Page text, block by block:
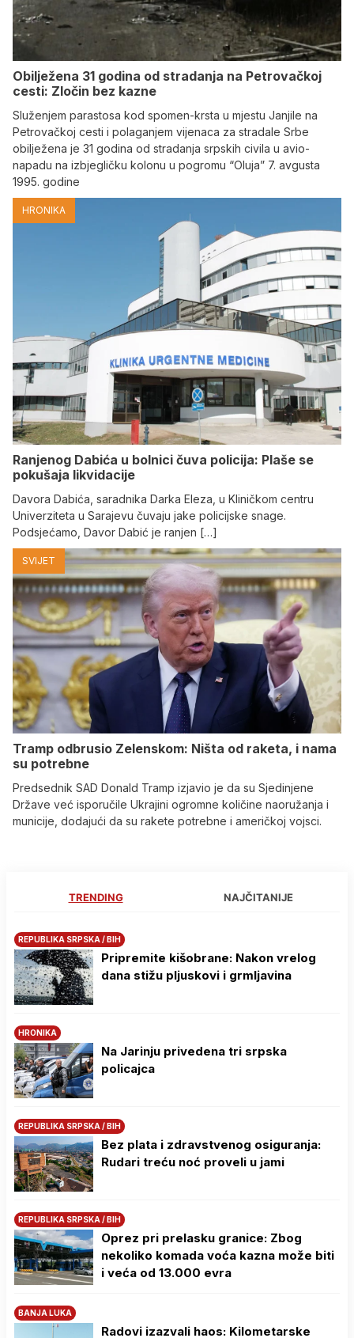
Obilježena 31 godina od stradanja na Petrovačkoj
cesti: Zločin bez kazne
Služenjem parastosa kod spomen-krsta u mjestu Janjile na
Petrovačkoj cesti i polaganjem vijenaca za stradale Srbe
obilježena je 31 godina od stradanja srpskih civila u avio-
napadu na izbjegličku kolonu u pogromu “Oluja” 7. avgusta
1995. godine
HRONIKA
Ranjenog Dabića u bolnici čuva policija: Plaše se
pokušaja likvidacije
Davora Dabića, saradnika Darka Eleza, u Kliničkom centru
Univerziteta u Sarajevu čuvaju jake policijske snage.
Podsjećamo, Davor Dabić je ranjen […]
SVIJET
Tramp odbrusio Zelenskom: Ništa od raketa, i nama
su potrebne
Predsednik SAD Donald Tramp izjavio je da su Sjedinjene
Države već isporučile Ukrajini ogromne količine naoružanja i
municije, dodajući da su rakete potrebne i američkoj vojsci.
TRENDING NAJČITANIJE
REPUBLIKA SRPSKA / BIH
Pripremite kišobrane: Nakon vrelog
dana stižu pljuskovi i grmljavina
HRONIKA
Na Јarinju privedena tri srpska
policajca
REPUBLIKA SRPSKA / BIH
Bez plata i zdravstvenog osiguranja:
Rudari treću noć proveli u jami
REPUBLIKA SRPSKA / BIH
Oprez pri prelasku granice: Zbog
nekoliko komada voća kazna može biti
i veća od 13.000 evra
BANJA LUKA
Radovi izazvali haos: Kilometarske